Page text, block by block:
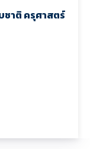
ชาติ ครุศาสตร์